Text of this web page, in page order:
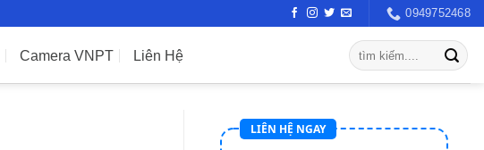
0949752468
Camera VNPT Liên Hệ
LIÊN HỆ NGAY